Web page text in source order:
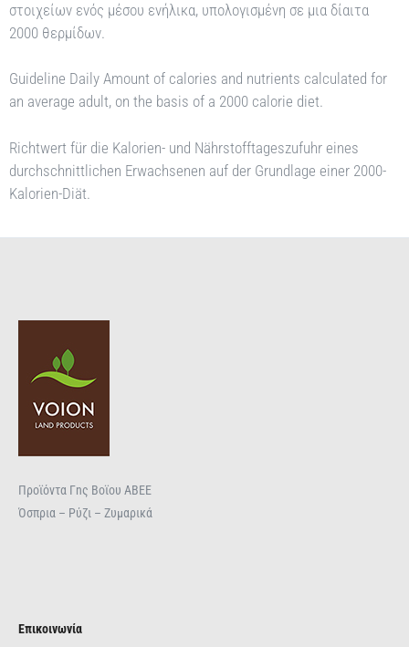
στοιχείων ενός μέσου ενήλικα, υπολογισμένη σε μια δίαιτα
2000 θερμίδων.
Guideline Daily Amount of calories and nutrients calculated for
an average adult, on the basis of a 2000 calorie diet.
Richtwert für die Kalorien- und Nährstofftageszufuhr eines
durchschnittlichen Erwachsenen auf der Grundlage einer 2000-
Kalorien-Diät.
Προϊόντα Γnς Βοϊου ΑΒΕΕ
Όσπρια – Ρύζι – Ζυμαρικά
Επικοινωνία